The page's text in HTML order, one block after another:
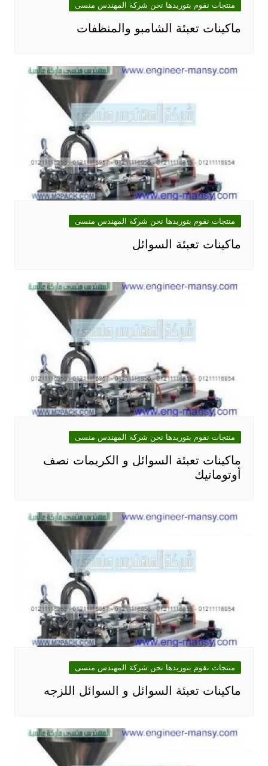
منتجات نقوم بتوريدها نحن شركة المهندس منسى
ماكينات تعبئة الشامبو والمنظفات
منتجات نقوم بتوريدها نحن شركة المهندس منسى
ماكينات تعبئة السوائل
منتجات نقوم بتوريدها نحن شركة المهندس منسى
ماكينات تعبئة السوائل و الكريمات نصف
أوتوماتيك
منتجات نقوم بتوريدها نحن شركة المهندس منسى
ماكينات تعبئة السوائل و السوائل اللزجه